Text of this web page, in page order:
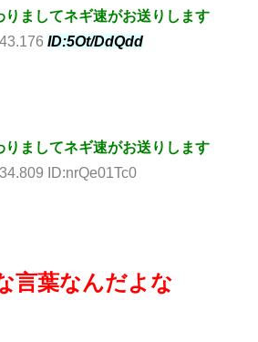
りましてネギ速がお送りします
ID:5Ot/DdQdd
りましてネギ速がお送りします
ID:nrQe01Tc0
言葉なんだよな